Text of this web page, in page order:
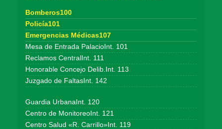
Bomberos100
Policía101
Emergencias Médicas107
Mesa de Entrada PalacioInt. 101
Reclamos CentralInt. 111
Honorable Concejo Delib.Int. 113
Juzgado de FaltasInt. 142
Guardia UrbanaInt. 120
Centro de MonitoreoInt. 121
Centro Salud «R. Carrillo»Int. 119